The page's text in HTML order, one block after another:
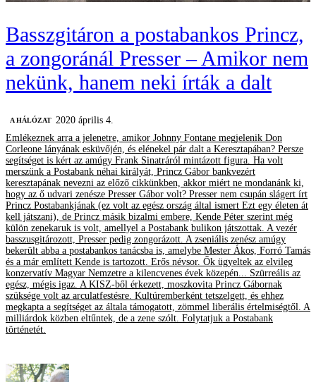
Basszgitáron a postabankos Princz,
a zongoránál Presser – Amikor nem
nekünk, hanem neki írták a dalt
A HÁLÓZAT
2020 április 4.
Emlékeznek arra a jelenetre, amikor Johnny Fontane megjelenik Don
Corleone lányának esküvőjén, és elénekel pár dalt a Keresztapában? Persze
segítséget is kért az amúgy Frank Sinatráról mintázott figura. Ha volt
merszünk a Postabank néhai királyát, Princz Gábor bankvezért
keresztapának nevezni az előző cikkünkben, akkor miért ne mondanánk ki,
hogy az ő udvari zenésze Presser Gábor volt? Presser nem csupán slágert írt
Princz Postabankjának (ez volt az egész ország által ismert Ezt egy életen át
kell játszani), de Princz másik bizalmi embere, Kende Péter szerint még
külön zenekaruk is volt, amellyel a Postabank bulikon játszottak. A vezér
basszusgitározott, Presser pedig zongorázott. A zseniális zenész amúgy
bekerült abba a postabankos tanácsba is, amelybe Mester Ákos, Forró Tamás
és a már említett Kende is tartozott. Erős névsor. Ők ügyeltek az elvileg
konzervatív Magyar Nemzetre a kilencvenes évek közepén... Szürreális az
egész, mégis igaz. A KISZ-ből érkezett, moszkovita Princz Gábornak
szüksége volt az arculatfestésre. Kultúremberként tetszelgett, és ehhez
megkapta a segítséget az általa támogatott, zömmel liberális értelmiségtől. A
milliárdok közben eltűntek, de a zene szólt. Folytatjuk a Postabank
történetét.